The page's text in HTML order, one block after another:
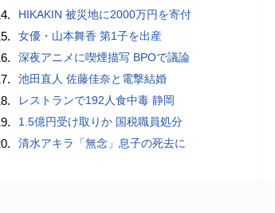
HIKAKIN 被災地に2000万円を寄付
女優・山本舞香 第1子を出産
深夜アニメに喫煙描写 BPOで議論
池田直人 佐藤佳奈と電撃結婚
レストランで192人食中毒 静岡
1.5億円受け取りか 国税職員処分
清水アキラ「無念」息子の死去に